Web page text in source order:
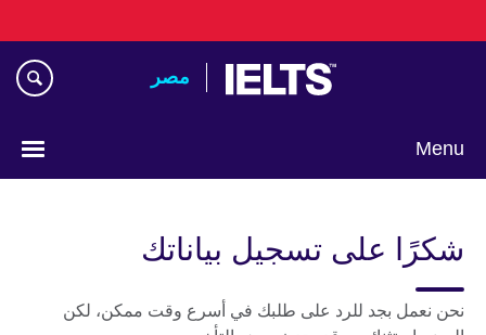
to
مصر‎
Menu
شكرًا على تسجيل بياناتك
نحن نعمل بجد للرد على طلبك في أسرع وقت ممكن، لكن